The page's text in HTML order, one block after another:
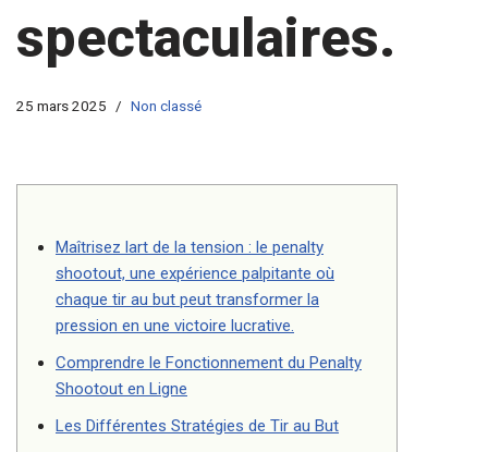
spectaculaires.
25 mars 2025 Non classé
Maîtrisez lart de la tension : le penalty
shootout, une expérience palpitante où
chaque tir au but peut transformer la
pression en une victoire lucrative.
Comprendre le Fonctionnement du Penalty
Shootout en Ligne
Les Différentes Stratégies de Tir au But